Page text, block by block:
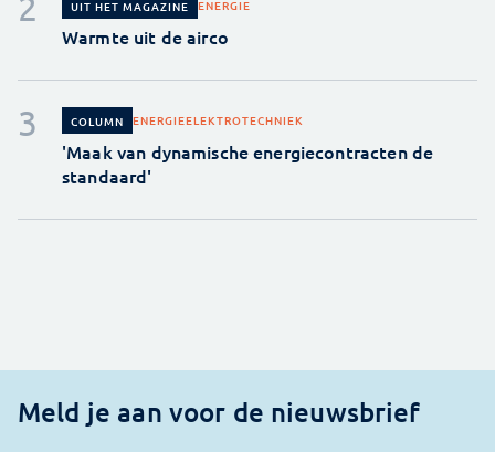
UIT HET MAGAZINE ENERGIE
Warmte uit de airco
COLUMN ENERGIEELEKTROTECHNIEK
'Maak van dynamische energiecontracten de
standaard'
Meld je aan voor de nieuwsbrief